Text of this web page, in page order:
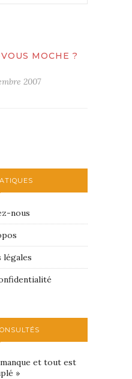
MOCHE ?
2007
nous
légales
et tout est
»